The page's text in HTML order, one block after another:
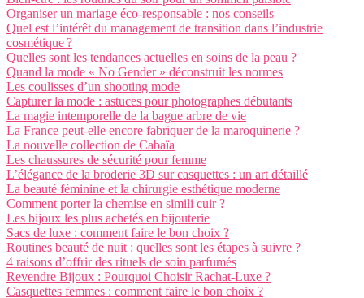
Organiser un mariage éco-responsable : nos conseils
Quel est l’intérêt du management de transition dans l’industrie
cosmétique ?
Quelles sont les tendances actuelles en soins de la peau ?
Quand la mode « No Gender » déconstruit les normes
Les coulisses d’un shooting mode
Capturer la mode : astuces pour photographes débutants
La magie intemporelle de la bague arbre de vie
La France peut-elle encore fabriquer de la maroquinerie ?
La nouvelle collection de Cabaïa
Les chaussures de sécurité pour femme
L’élégance de la broderie 3D sur casquettes : un art détaillé
La beauté féminine et la chirurgie esthétique moderne
Comment porter la chemise en simili cuir ?
Les bijoux les plus achetés en bijouterie
Sacs de luxe : comment faire le bon choix ?
Routines beauté de nuit : quelles sont les étapes à suivre ?
4 raisons d’offrir des rituels de soin parfumés
Revendre Bijoux : Pourquoi Choisir Rachat-Luxe ?
Casquettes femmes : comment faire le bon choix ?